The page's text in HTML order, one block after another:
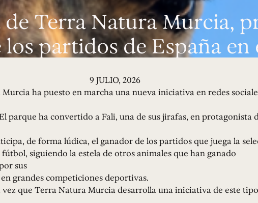
Terra Natura Murcia,
partidos de España
9 JULIO, 2026
ha puesto en marcha una nueva iniciativa en redes
parque ha convertido a Fali, una de sus jirafas, en protagonista
de forma lúdica, el ganador de los partidos que juega la
siguiendo la estela de otros animales que han ganado
sus
grandes competiciones deportivas.
vez que Terra Natura Murcia desarrolla una iniciativa de este